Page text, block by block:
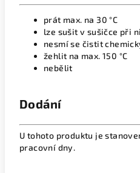
prát max. na 30 °C
lze sušit v sušičce při
nesmí se čistit
žehlit na max. 150 °C
nebělit
Dodání
U tohoto produktu je
pracovní dny.